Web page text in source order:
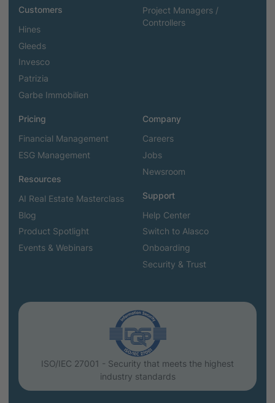
Customers
Hines
Gleeds
Invesco
Patrizia
Garbe Immobilien
Project Managers /
Controllers
Pricing
Financial Management
ESG Management
Resources
AI Real Estate Masterclass
Blog
Product Spotlight
Events & Webinars
Company
Careers
Jobs
Newsroom
Support
Help Center
Switch to Alasco
Onboarding
Security & Trust
ISO/IEC 27001 - Security that meets the highest
industry standards